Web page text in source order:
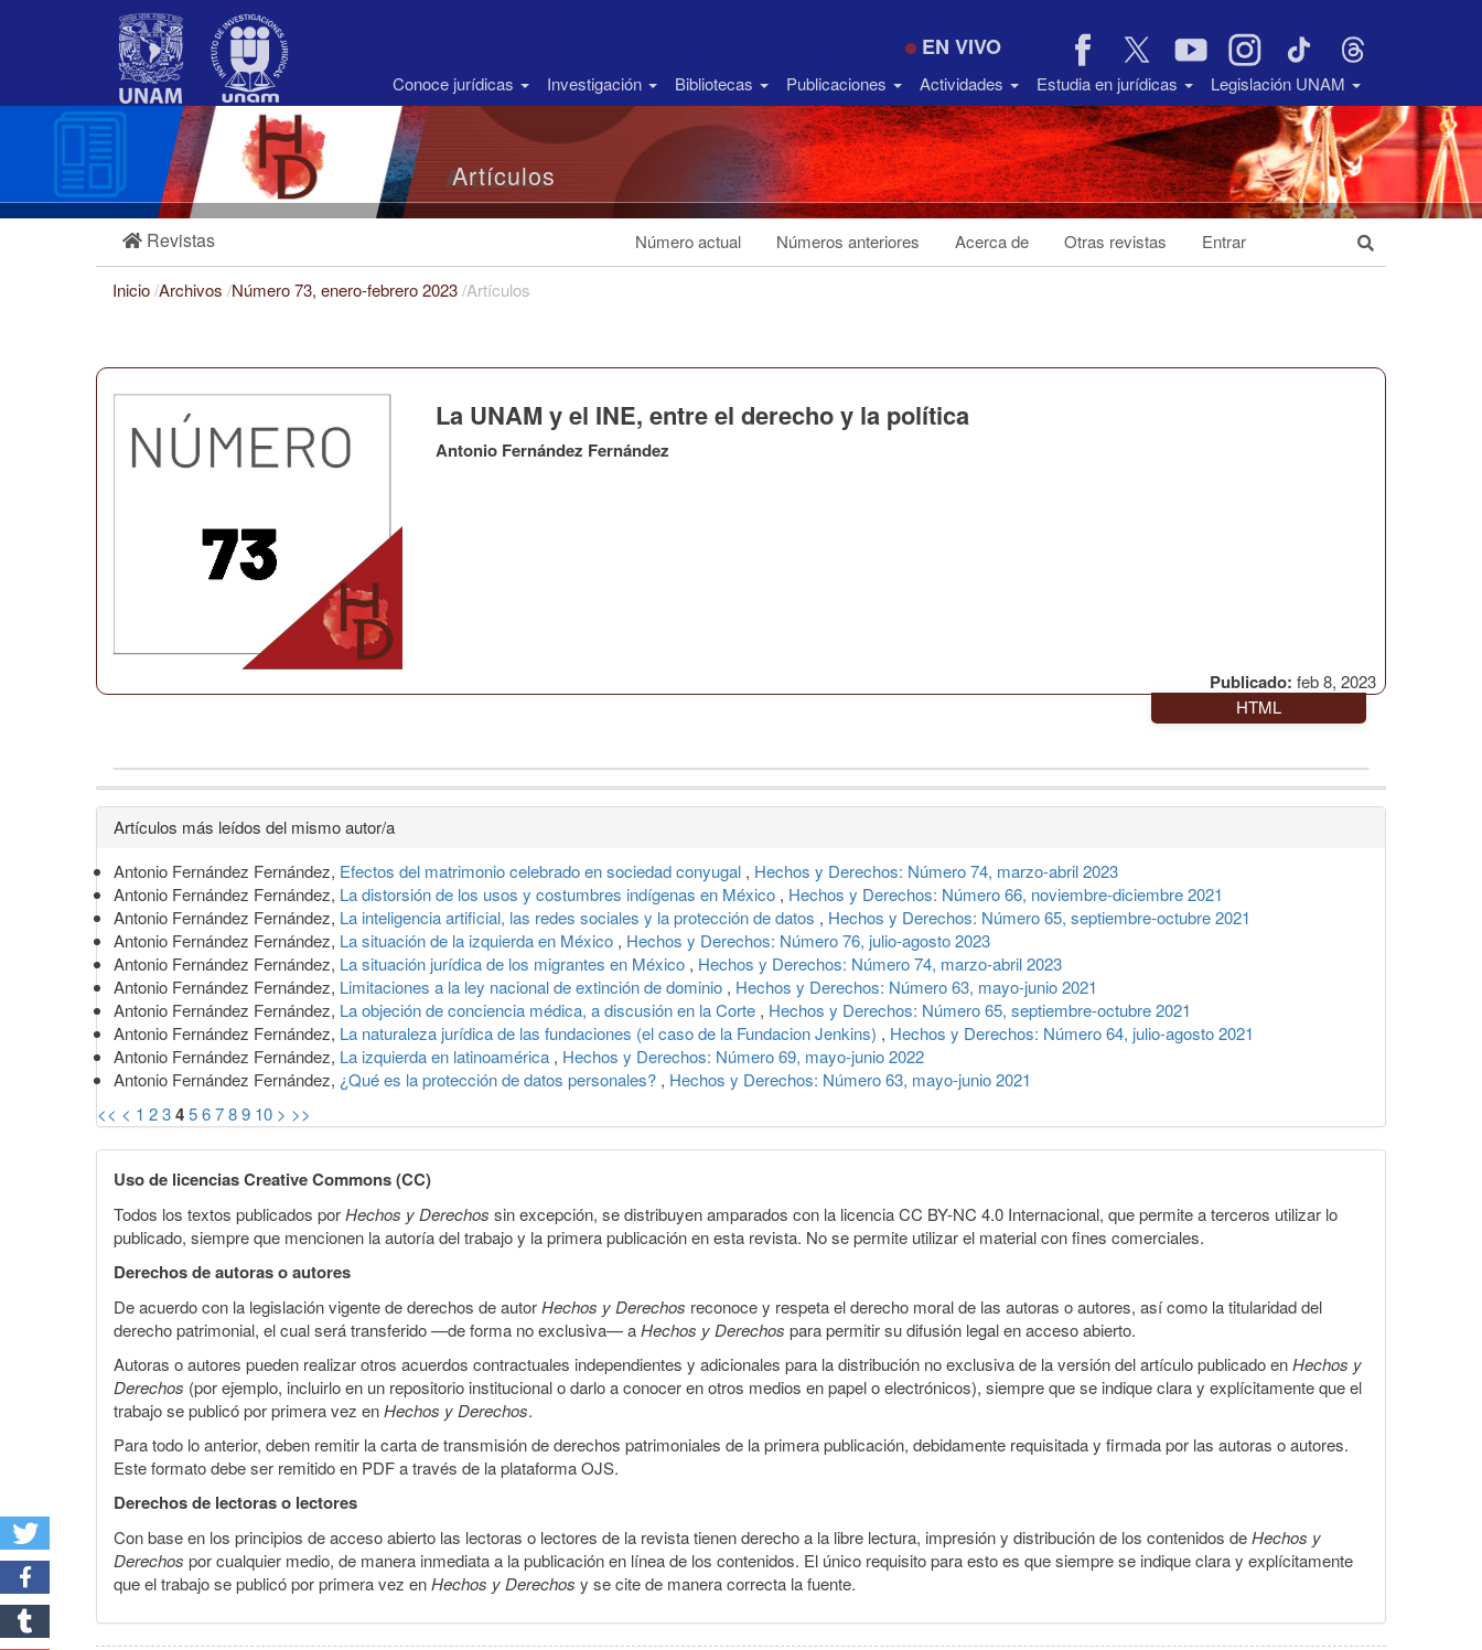
Barra
EN VIVO
Conoce jurídicas Investigación Bibliotecas Publicaciones Actividades Estudia en jurídicas Legislación UNAM
Artículos
Revistas Número actual Números anteriores Acerca de Otras revistas Entrar
Inicio/Archivos /Número 73, enero-febrero 2023/Artículos
Publicado: feb 8, 2023
La UNAM y el INE, entre el derecho y la política
Antonio Fernández Fernández
HTML
Detalles
del
artículo
Artículos más leídos del mismo autor/a
Antonio Fernández Fernández, Efectos del matrimonio celebrado en sociedad conyugal , Hechos y Derechos: Número 74, marzo-abril 2023
Antonio Fernández Fernández, La distorsión de los usos y costumbres indígenas en México , Hechos y Derechos: Número 66, noviembre-diciembre 2021
Antonio Fernández Fernández, La inteligencia artificial, las redes sociales y la protección de datos , Hechos y Derechos: Número 65, septiembre-octubre 2021
Antonio Fernández Fernández, La situación de la izquierda en México , Hechos y Derechos: Número 76, julio-agosto 2023
Antonio Fernández Fernández, La situación jurídica de los migrantes en México , Hechos y Derechos: Número 74, marzo-abril 2023
Antonio Fernández Fernández, Limitaciones a la ley nacional de extinción de dominio , Hechos y Derechos: Número 63, mayo-junio 2021
Antonio Fernández Fernández, La objeción de conciencia médica, a discusión en la Corte , Hechos y Derechos: Número 65, septiembre-octubre 2021
Antonio Fernández Fernández, La naturaleza jurídica de las fundaciones (el caso de la Fundacion Jenkins) , Hechos y Derechos: Número 64, julio-agosto 2021
Antonio Fernández Fernández, La izquierda en latinoamérica , Hechos y Derechos: Número 69, mayo-junio 2022
Antonio Fernández Fernández, ¿Qué es la protección de datos personales? , Hechos y Derechos: Número 63, mayo-junio 2021
<< < 1 23456789 10 > >>
Uso de licencias Creative Commons (CC)
Todos los textos publicados porHechos y Derechos sin excepción, se distribuyen amparados con la licencia CC BY-NC 4.0 Internacional, que permite a terceros utilizar lo
publicado, siempre que mencionen la autoría del trabajo y la primera publicación en esta revista. No se permite utilizar el material con fines comerciales.
Derechos de autoras o autores
De acuerdo con la legislación vigente de derechos de autorHechos y Derechos reconoce y respeta el derecho moral de las autoras o autores, así como la titularidad del
derecho patrimonial, el cual será transferido —de forma no exclusiva— aHechos y Derechos para permitir su difusión legal en acceso abierto.
Autoras o autores pueden realizar otros acuerdos contractuales independientes y adicionales para la distribución no exclusiva de la versión del artículo publicado enHechos y
Derechos (por ejemplo, incluirlo en un repositorio institucional o darlo a conocer en otros medios en papel o electrónicos), siempre que se indique clara y explícitamente que el
trabajo se publicó por primera vez enHechos y Derechos.
Para todo lo anterior, deben remitir la carta de transmisión de derechos patrimoniales de la primera publicación, debidamente requisitada y firmada por las autoras o autores.
Este formato debe ser remitido en PDF a través de la plataforma OJS.
Derechos de lectoras o lectores
Con base en los principios de acceso abierto las lectoras o lectores de la revista tienen derecho a la libre lectura, impresión y distribución de los contenidos deHechos y
Derechos por cualquier medio, de manera inmediata a la publicación en línea de los contenidos. El único requisito para esto es que siempre se indique clara y explícitamente
que el trabajo se publicó por primera vez enHechos y Derechos y se cite de manera correcta la fuente.